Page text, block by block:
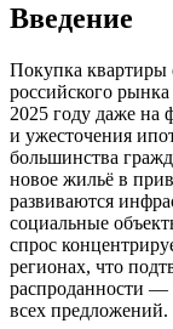
Введение
Покупка квартиры
российского
2025 году даже на
и ужесточения
большинства
новое жильё в
развиваются
социальные
спрос
регионах, что
распроданности —
всех предложений.